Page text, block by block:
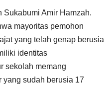
Amir Hamzah.
mayoritas pemohon
yang telah genap berusia
identitas
sekolah memang
yang sudah berusia 17